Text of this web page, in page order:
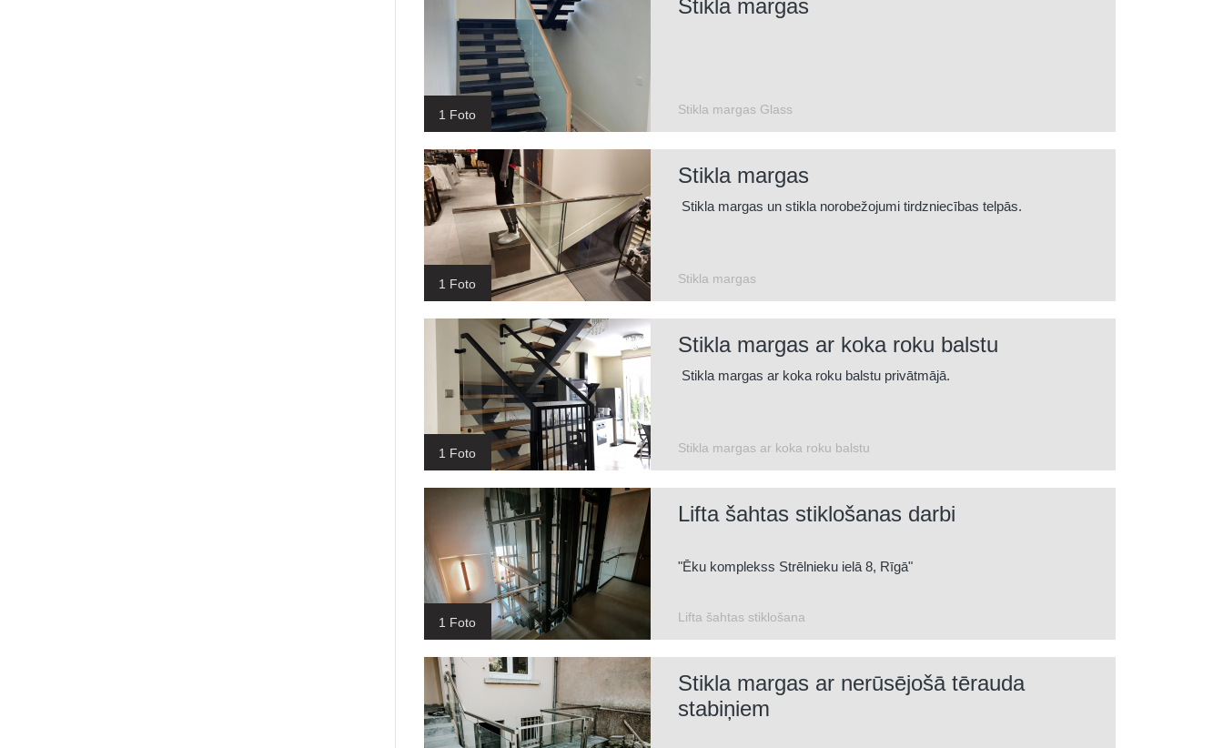
1 Foto
Stikla margas
Stikla margas Glass
1 Foto
Stikla margas
Stikla margas un stikla norobežojumi tirdzniecības telpās.
Stikla margas
1 Foto
Stikla margas ar koka roku balstu
Stikla margas ar koka roku balstu privātmājā.
Stikla margas ar koka roku balstu
1 Foto
Lifta šahtas stiklošanas darbi
"Ēku komplekss Strēlnieku ielā 8, Rīgā"
SIA TOGET veiktie darbi - Lifta šahtas stiklošanas darbi un margu
Lifta šahtas stiklošana
Stikla margas ar nerūsējošā tērauda
stabiņiem